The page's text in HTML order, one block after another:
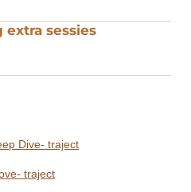
extra sessies
Dive- traject
traject